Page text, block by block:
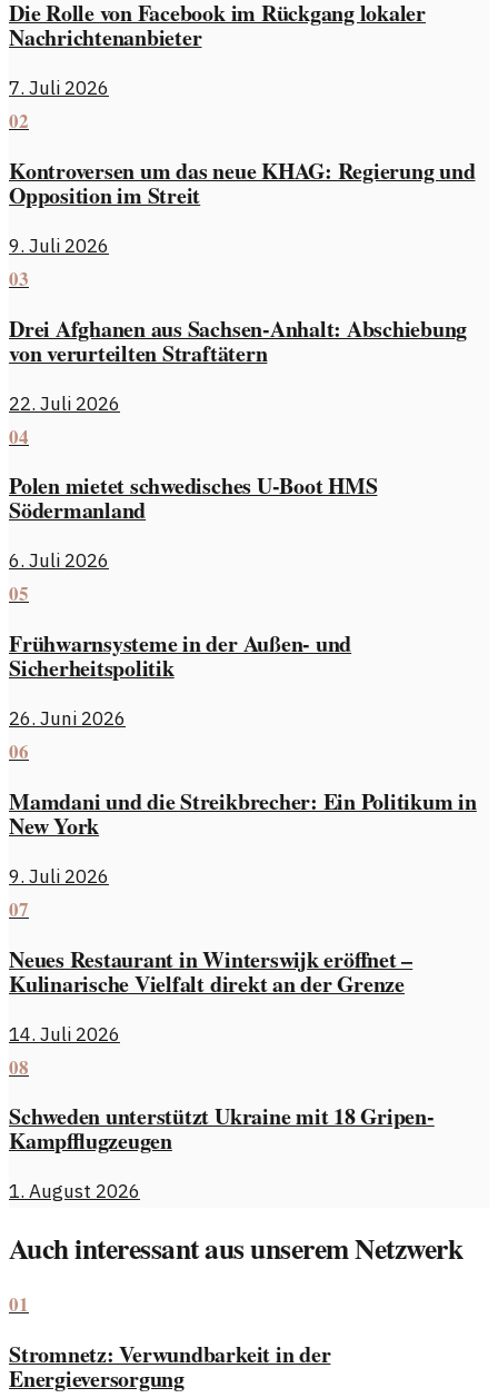
Die Rolle von Facebook im Rückgang lokaler
Nachrichtenanbieter
7. Juli 2026
02
Kontroversen um das neue KHAG: Regierung und
Opposition im Streit
9. Juli 2026
03
Drei Afghanen aus Sachsen-Anhalt: Abschiebung
von verurteilten Straftätern
22. Juli 2026
04
Polen mietet schwedisches U-Boot HMS
Södermanland
6. Juli 2026
05
Frühwarnsysteme in der Außen- und
Sicherheitspolitik
26. Juni 2026
06
Mamdani und die Streikbrecher: Ein Politikum in
New York
9. Juli 2026
07
Neues Restaurant in Winterswijk eröffnet –
Kulinarische Vielfalt direkt an der Grenze
14. Juli 2026
08
Schweden unterstützt Ukraine mit 18 Gripen-
Kampfflugzeugen
1. August 2026
Auch interessant aus unserem Netzwerk
01
Stromnetz: Verwundbarkeit in der
Energieversorgung